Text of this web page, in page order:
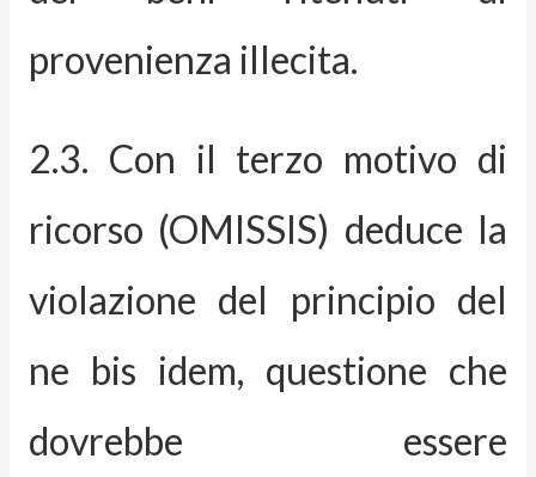
provenienza illecita.
2.3. Con il terzo motivo di
ricorso (OMISSIS) deduce la
violazione del principio del
ne bis idem, questione che
dovrebbe essere